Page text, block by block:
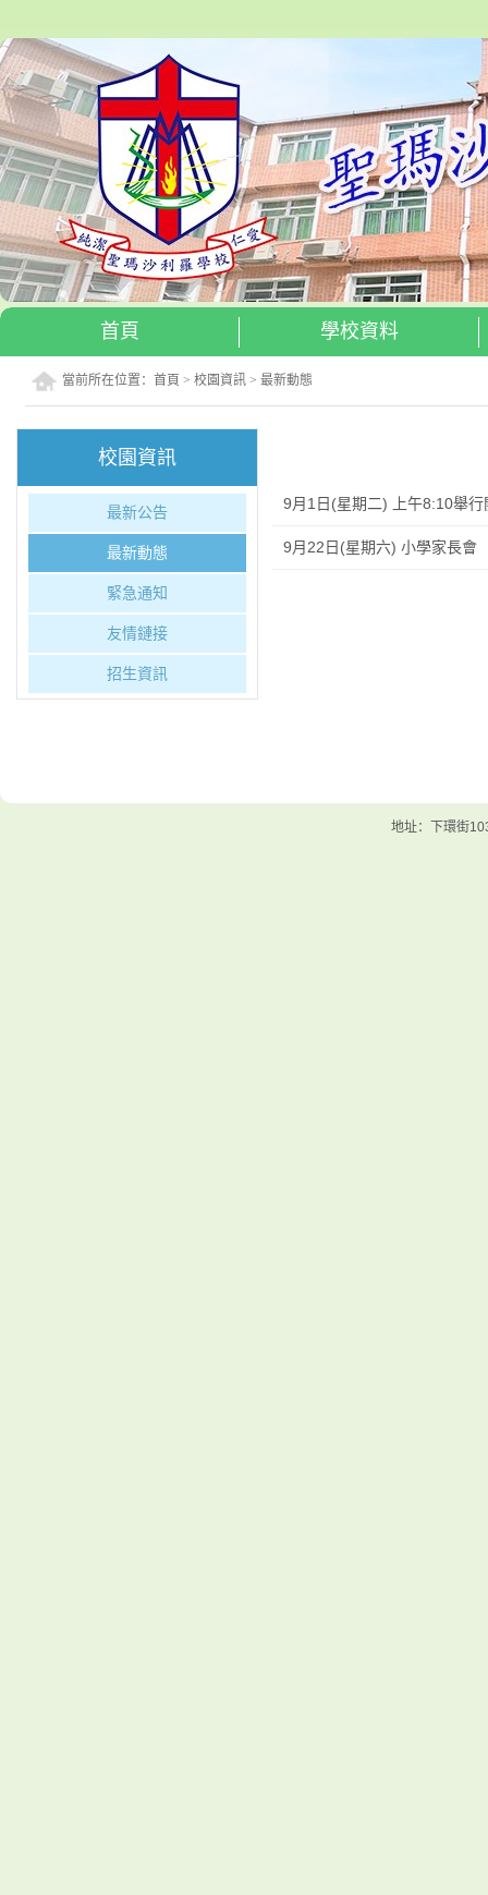
首頁 學校資料
當前所在位置：首頁 >校園資訊 >最新動態
校園資訊
最新公告
最新動態
緊急通知
友情鏈接
招生資訊
9月1日(星期二) 上午8:10舉行
9月22日(星期六) 小學家長會
地址：下環街